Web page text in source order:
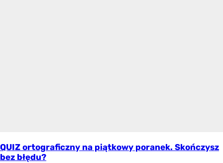
QUIZ ortograficzny na piątkowy poranek. Skończysz
bez błędu?